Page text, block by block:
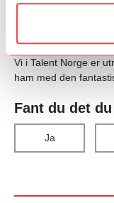
kraftfull plass på den
godt for fremtidige
Vi i Talent Norge er
ham med den
Fant du det
Ja